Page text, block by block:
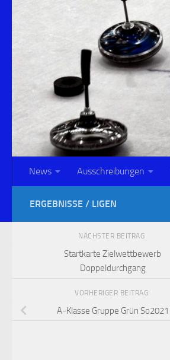
News Ausschreibungen
ERGEBNISSE / LIGEN
NÄCHSTER BEITRAG
Startkarte Zielwettbewerb
Doppeldurchgang
VORHERIGER BEITRAG
A-Klasse Gruppe Grün So2021